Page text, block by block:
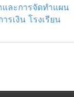
ละการจัดทำแผน
รเงิน โรงเรียน